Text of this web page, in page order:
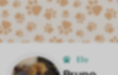
Elo